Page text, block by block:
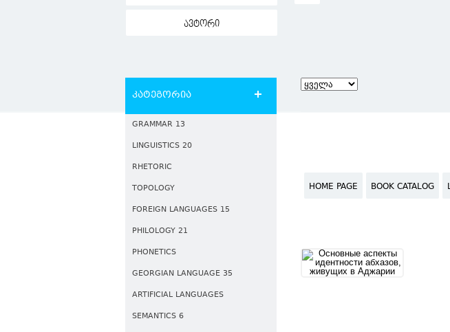
ავტორი
კატეგორია
GRAMMAR 13
LINGUISTICS 20
RHETORIC
TOPOLOGY
FOREIGN LANGUAGES 15
PHILOLOGY 21
PHONETICS
GEORGIAN LANGUAGE 35
ARTIFICIAL LANGUAGES
SEMANTICS 6
HOME PAGE BOOK CATALOG